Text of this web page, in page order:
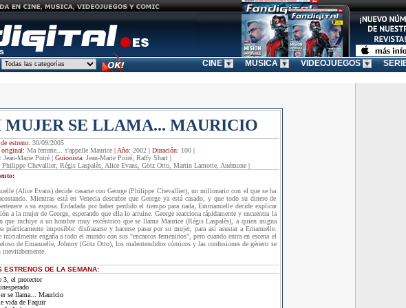
CINE MUSICA VIDEOJUEGOS
SE LLAMA... MAURICIO
estreno: 30/09/2005
original: Ma femme... s'appelle Maurice| Año: 2002| Duración: 100|
Jean-Marie Poiré| Guionista: Jean-Marie Poiré, Raffy Shart|
Philippe Chevallier, Régis Laspalès, Alice Evans, Götz Otto, Martin Lamotte, Anémone|
(Alice Evans) decide casarse con George (Philippe Chevallier), un millonario con el que se ha
Mientras está en Venecia descubre que George ya está casado, y que todo su dinero de
a su esposa. Enfadada por haber perdido el tiempo para nada, Emmanuelle decide explicar
a la mujer de George, esperando que ella lo arruine. George reacciona rápidamente y encuentra la
que incluye a un hombre muy excéntrico que se llama Maurice (Régis Laspalès), a quien asigna
prácticamente imposible: disfrazarse y hacerse pasar por su mujer, para así asustar a Emanuelle.
inicialmente engaña a todo el mundo con sus "encantos femeninos", pero cuando entra en escena el
de Emanuelle, Johnny (Götz Otto), los malentendidos cómicos y las confusiones de género se
inevitabemente.
ESTRENOS DE LA SEMANA:
3, el protector
se llama... Mauricio
vida de Faquir